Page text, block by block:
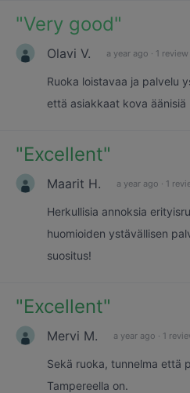
"Very good"
Olavi V. a year ago · 1 review
Ruoka loistavaa ja palvelu
että asiakkaat kova äänisiä
"Excellent"
Maarit H. a year ago · 1
Herkullisia annoksia
huomioiden ystävällisen
suositus!
"Excellent"
Mervi M. a year ago · 1
Sekä ruoka, tunnelma että
Tampereella on.